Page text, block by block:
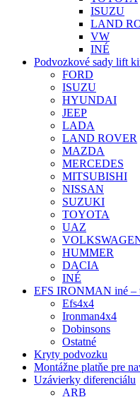
ISUZU
LAND
VW
INÉ
Podvozkové sady lift
FORD
ISUZU
HYUNDAI
JEEP
LADA
LAND ROVER
MAZDA
MERCEDES
MITSUBISHI
NISSAN
SUZUKI
TOYOTA
UAZ
HUMMER
DACIA
INÉ
EFS IRONMAN iné
Efs4x4
Ironman4x4
Dobinsons
Ostatné
Kryty podvozku
Montážne platňe pre
Uzávierky diferenciálu
ARB